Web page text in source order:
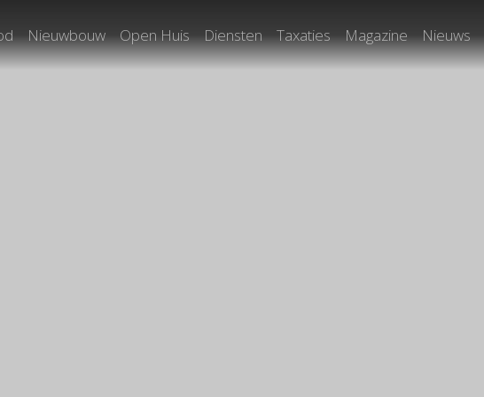
Nieuwbouw Open Huis Diensten Taxaties Magazine Nieuws